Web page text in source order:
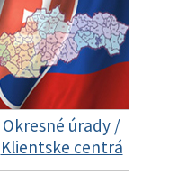
Okresné úrady /
Klientske centrá